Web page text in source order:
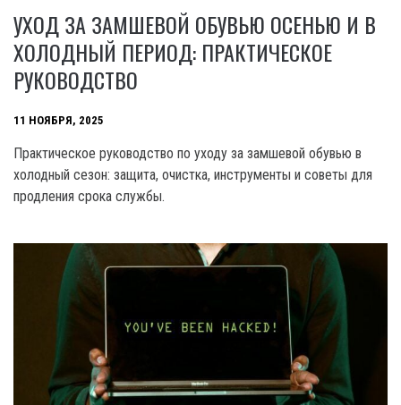
УХОД ЗА ЗАМШЕВОЙ ОБУВЬЮ ОСЕНЬЮ И В
ХОЛОДНЫЙ ПЕРИОД: ПРАКТИЧЕСКОЕ
РУКОВОДСТВО
11 НОЯБРЯ, 2025
Практическое руководство по уходу за замшевой обувью в
холодный сезон: защита, очистка, инструменты и советы для
продления срока службы.